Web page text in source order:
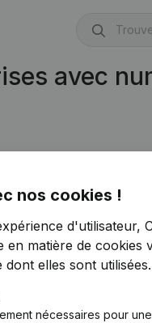
avec
nos cookies !
d'utilisateur,
en matière de cookies
elles sont utilisées.
nécessaires pour